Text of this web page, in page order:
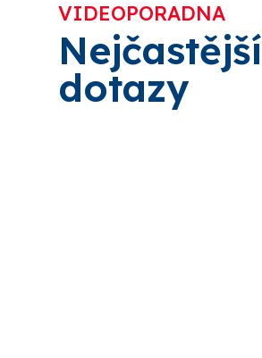
VIDEOPORADNA
Nejčastější
dotazy